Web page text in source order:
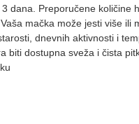
dana. Preporučene količine
mačka može jesti više ili
dnevnih aktivnosti i
biti dostupna sveža i čista